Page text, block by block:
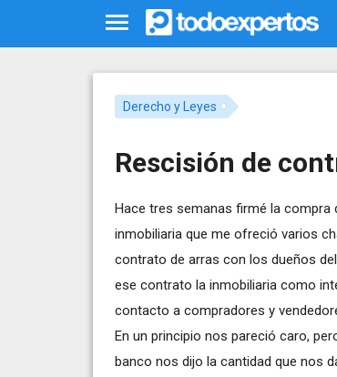
Derecho y Leyes
Rescisión de
Hace tres semanas firmé la compra
inmobiliaria que me ofreció varios
contrato de arras con los dueños
ese contrato la inmobiliaria como
contacto a compradores y
En un principio nos pareció caro,
banco nos dijo la cantidad que nos